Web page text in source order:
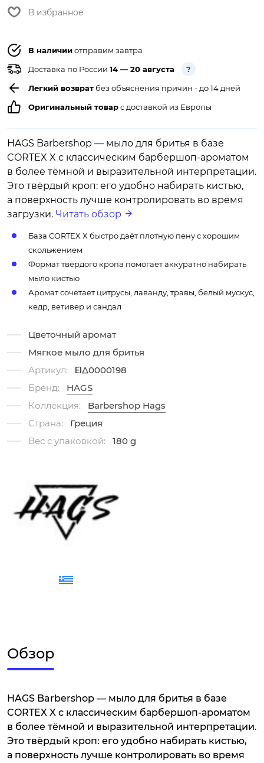
В избранное
В наличииотправим завтра
Доставка по России 14 — 20 августа
?
Легкий возврат без объяснения причин - до 14 дней
Оригинальный товарс доставкой из Европы
HAGS Barbershop — мыло для бритья в базе
CORTEX X с классическим барбершоп-ароматом
в более тёмной и выразительной интерпретации.
Это твёрдый кроп: его удобно набирать кистью,
а поверхность лучше контролировать во время
загрузки. Читать обзор
База CORTEX X быстро даёт плотную пену с хорошим
скольжением
Формат твёрдого кропа помогает аккуратно набирать
мыло кистью
Аромат сочетает цитрусы, лаванду, травы, белый мускус,
кедр, ветивер и сандал
Цветочный аромат
Мягкое мыло для бритья
Артикул:
ΕΙΔ0000198
Бренд:
HAGS
Коллекция:
Barbershop Hags
Страна:
Греция
Вес с упаковкой:
180 g
Обзор
HAGS Barbershop — мыло для бритья в базе
CORTEX X с классическим барбершоп-ароматом
в более тёмной и выразительной интерпретации.
Это твёрдый кроп: его удобно набирать кистью,
а поверхность лучше контролировать во время